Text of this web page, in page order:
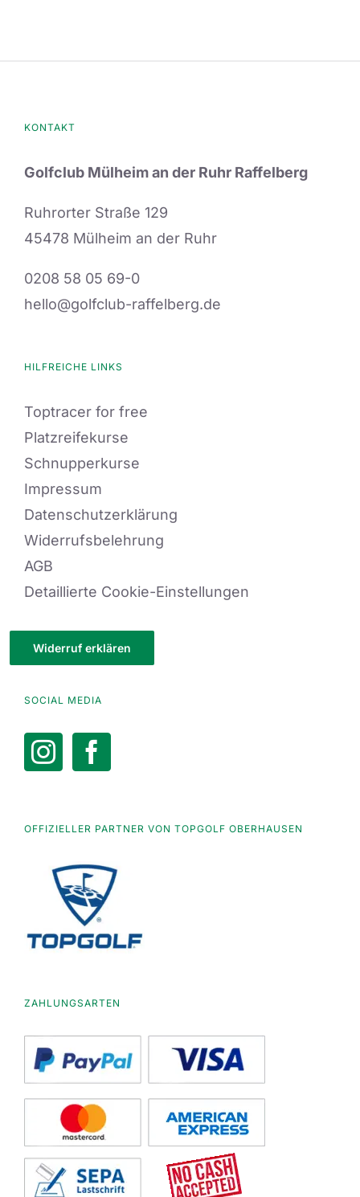
KONTAKT
Golfclub Mülheim an der Ruhr Raffelberg
Ruhrorter Straße 129
45478 Mülheim an der Ruhr
0208 58 05 69-0
hello@golfclub-raffelberg.de
HILFREICHE LINKS
Toptracer for free
Platzreifekurse
Schnupperkurse
Impressum
Datenschutzerklärung
Widerrufsbelehrung
AGB
Detaillierte Cookie-Einstellungen
Widerruf erklären
SOCIAL MEDIA
OFFIZIELLER PARTNER VON TOPGOLF OBERHAUSEN
ZAHLUNGSARTEN